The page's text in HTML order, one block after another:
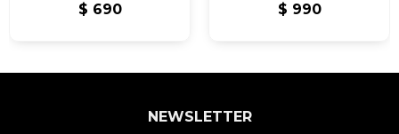
$ 690 $ 990
NEWSLETTER